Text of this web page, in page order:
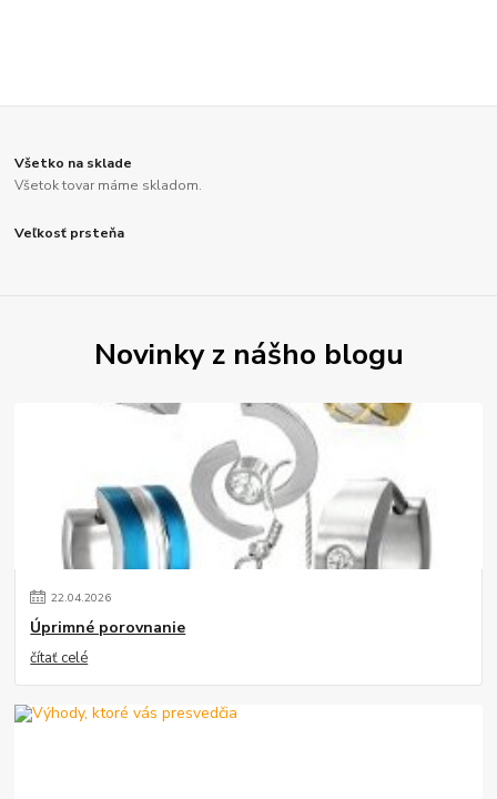
Všetko na sklade
Všetok tovar máme skladom.
Veľkosť prsteňa
Novinky z nášho blogu
22.04.2026
Úprimné porovnanie
čítať celé